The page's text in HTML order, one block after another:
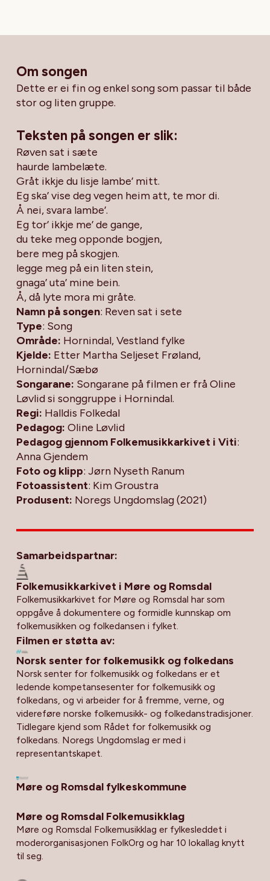
Om songen
Dette er ei fin og enkel song som passar til både
stor og liten gruppe.
Teksten på songen er slik:
Røven sat i sæte
haurde lambelæte.
Gråt ikkje du lisje lambe’ mitt.
Eg ska’ vise deg vegen heim att, te mor di.
Å nei, svara lambe’.
Eg tor’ ikkje me’ de gange,
du teke meg opponde bogjen,
bere meg på skogjen.
legge meg på ein liten stein,
gnaga’ uta’ mine bein.
Å, då lyte mora mi gråte.
Namn på songen: Reven sat i sete
Type: Song
Område: Hornindal, Vestland fylke
Kjelde: Etter Martha Seljeset Frøland,
Hornindal/Sæbø
Songarane: Songarane på filmen er frå Oline
Løvlid si songgruppe i Hornindal.
Regi: Halldis Folkedal
Pedagog: Oline Løvlid
Pedagog gjennom Folkemusikkarkivet i Viti:
Anna Gjendem
Foto og klipp: Jørn Nyseth Ranum
Fotoassistent: Kim Groustra
Produsent: Noregs Ungdomslag (2021)
Samarbeidspartnar:
Folkemusikkarkivet i Møre og Romsdal
Folkemusikkarkivet for Møre og Romsdal har som
oppgåve å dokumentere og formidle kunnskap om
folkemusikken og folkedansen i fylket.
Filmen er støtta av:
Norsk senter for folkemusikk og folkedans
Norsk senter for folkemusikk og folkedans er et
ledende kompetansesenter for folkemusikk og
folkedans, og vi arbeider for å fremme, verne, og
videreføre norske folkemusikk- og folkedanstradisjoner.
Tidlegare kjend som Rådet for folkemusikk og
folkedans. Noregs Ungdomslag er med i
representantskapet.
Møre og Romsdal fylkeskommune
Møre og Romsdal Folkemusikklag
Møre og Romsdal Folkemusikklag er fylkesleddet i
moderorganisasjonen FolkOrg og har 10 lokallag knytt
til seg.